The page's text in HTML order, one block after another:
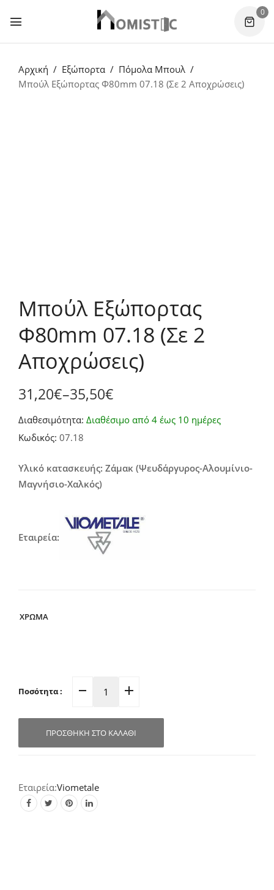
0
Αρχική Εξώπορτα
Πόμολα Μπουλ
Μπούλ Εξώπορτας Φ80mm 07.18 (Σε 2 Αποχρώσεις)
Μπούλ Εξώπορτας
Φ80mm 07.18 (Σε 2
Αποχρώσεις)
31,20€–35,50€
Price
range:
31,20€
through
35,50€
Διαθεσιμότητα: Διαθέσιμο από 4 έως 10 ημέρες
Κωδικός: 07.18
Υλικό κατασκευής: Ζάμακ (Ψευδάργυρος-Αλουμίνιο-
Μαγνήσιο-Χαλκός)
Εταιρεία:
ΧΡΩΜΑ
Ποσότητα :
Μπούλ
Φ80mm
ΠΡΟΣΘΉΚΗ ΣΤΟ ΚΑΛΆΘΙ
Viometale